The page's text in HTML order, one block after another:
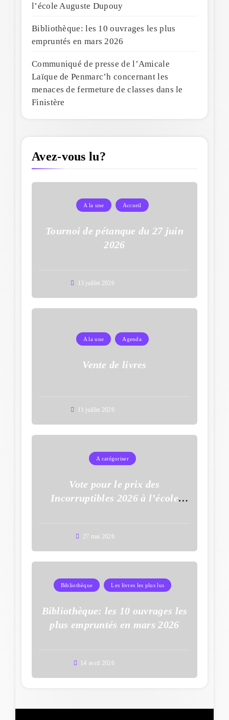
l’école Auguste Dupouy
Bibliothèque: les 10 ouvrages les plus
empruntés en mars 2026
Communiqué de presse de l’Amicale
Laïque de Penmarc’h concernant les
menaces de fermeture de classes dans le
Finistère
Avez-vous lu?
A la une Accueil
Tournoi de pétanque du 27 juin
2026
13 juillet 2026
A la une Agenda
Vente de livres
11 juillet 2026
A catégoriser
Vote pour le prix des
Incorruptibles 2026 à l’école
27 mai 2026
Bibliothèque Les livres les plus lus
Bibliothèque: les 10 ouvrages les
plus empruntés en mars 2026
14 avril 2026